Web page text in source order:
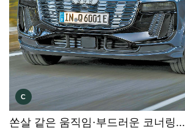
C
쏜살 같은 움직임·부드러운 코너링...